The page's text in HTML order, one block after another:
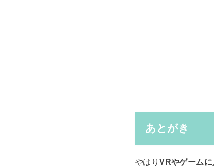
あとがき
やはりVRやゲーム